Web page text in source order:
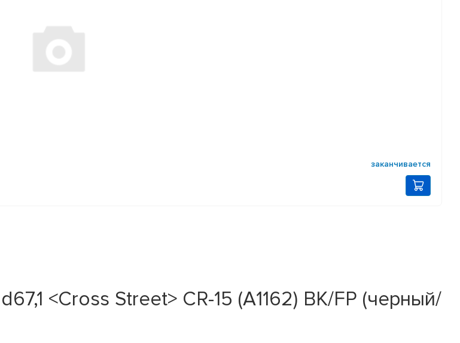
заканчивается
<Cross Street> CR-15 (A1162) BK/FP (черный/